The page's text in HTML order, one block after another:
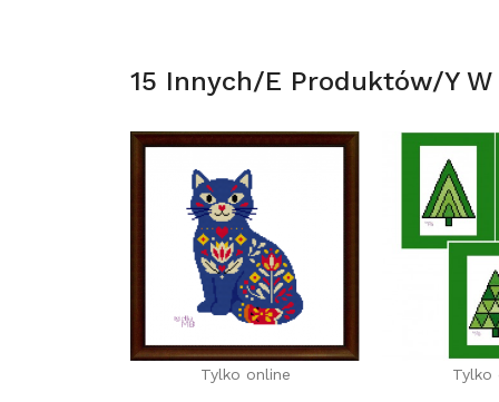
15 Innych/e Produktów/y W
Tylko online Tylko